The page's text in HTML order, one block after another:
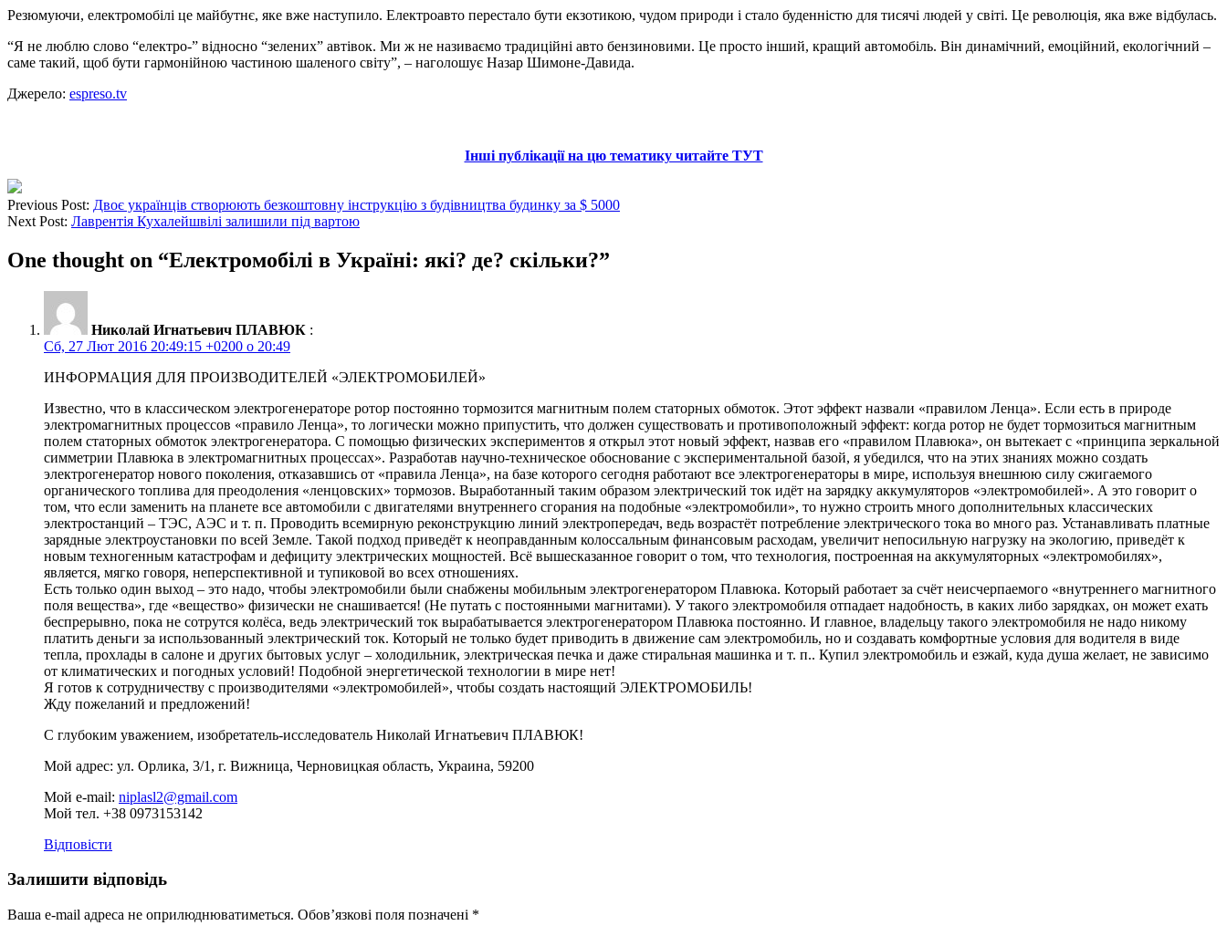
Резюмуючи, електромобілі це майбутнє, яке вже наступило. Електроавто перестало бути екзотикою, чудом природи і стало буденністю для тисячі людей у світі. Це революція, яка вже відбулась.
“Я не люблю слово “електро-” відносно “зелених” автівок. Ми ж не називаємо традиційні авто бензиновими. Це просто інший, кращий автомобіль. Він динамічний, емоційний, екологічний –
саме такий, щоб бути гармонійною частиною шаленого світу”, – наголошує Назар Шимоне-Давида.
Джерело: espreso.tv
Інші публікації на цю тематику читайте ТУТ
Previous Post: Двоє українців створюють безкоштовну інструкцію з будівництва будинку за $ 5000
Next Post: Лаврентія Кухалейшвілі залишили під вартою
One thought on “Електромобілі в Україні: які? де? скільки?”
Николай Игнатьевич ПЛАВЮК :
Сб, 27 Лют 2016 20:49:15 +0200 о 20:49
ИНФОРМАЦИЯ ДЛЯ ПРОИЗВОДИТЕЛЕЙ «ЭЛЕКТРОМОБИЛЕЙ»
Известно, что в классическом электрогенераторе ротор постоянно тормозится магнитным полем статорных обмоток. Этот эффект назвали «правилом Ленца». Если есть в природе
электромагнитных процессов «правило Ленца», то логически можно припустить, что должен существовать и противоположный эффект: когда ротор не будет тормозиться магнитным
полем статорных обмоток электрогенератора. С помощью физических экспериментов я открыл этот новый эффект, назвав его «правилом Плавюка», он вытекает с «принципа зеркальной
симметрии Плавюка в электромагнитных процессах». Разработав научно-техническое обоснование с экспериментальной базой, я убедился, что на этих знаниях можно создать
электрогенератор нового поколения, отказавшись от «правила Ленца», на базе которого сегодня работают все электрогенераторы в мире, используя внешнюю силу сжигаемого
органического топлива для преодоления «ленцовских» тормозов. Выработанный таким образом электрический ток идёт на зарядку аккумуляторов «электромобилей». А это говорит о
том, что если заменить на планете все автомобили с двигателями внутреннего сгорания на подобные «электромобили», то нужно строить много дополнительных классических
электростанций – ТЭС, АЭС и т. п. Проводить всемирную реконструкцию линий электропередач, ведь возрастёт потребление электрического тока во много раз. Устанавливать платные
зарядные электроустановки по всей Земле. Такой подход приведёт к неоправданным колоссальным финансовым расходам, увеличит непосильную нагрузку на экологию, приведёт к
новым техногенным катастрофам и дефициту электрических мощностей. Всё вышесказанное говорит о том, что технология, построенная на аккумуляторных «электромобилях»,
является, мягко говоря, неперспективной и тупиковой во всех отношениях.
Есть только один выход – это надо, чтобы электромобили были снабжены мобильным электрогенератором Плавюка. Который работает за счёт неисчерпаемого «внутреннего магнитного
поля вещества», где «вещество» физически не снашивается! (Не путать с постоянными магнитами). У такого электромобиля отпадает надобность, в каких либо зарядках, он может ехать
беспрерывно, пока не сотрутся колёса, ведь электрический ток вырабатывается электрогенератором Плавюка постоянно. И главное, владельцу такого электромобиля не надо никому
платить деньги за использованный электрический ток. Который не только будет приводить в движение сам электромобиль, но и создавать комфортные условия для водителя в виде
тепла, прохлады в салоне и других бытовых услуг – холодильник, электрическая печка и даже стиральная машинка и т. п.. Купил электромобиль и езжай, куда душа желает, не зависимо
от климатических и погодных условий! Подобной энергетической технологии в мире нет!
Я готов к сотрудничеству с производителями «электромобилей», чтобы создать настоящий ЭЛЕКТРОМОБИЛЬ!
Жду пожеланий и предложений!
С глубоким уважением, изобретатель-исследователь Николай Игнатьевич ПЛАВЮК!
Мой адрес: ул. Орлика, 3/1, г. Вижница, Черновицкая область, Украина, 59200
Мой e-mail: niplasl2@gmail.com
Мой тел. +38 0973153142
Відповісти
Залишити відповідь
Ваша e-mail адреса не оприлюднюватиметься. Обов’язкові поля позначені *